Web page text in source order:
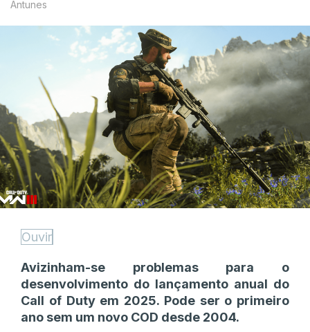
Antunes
Ouvir
Avizinham-se problemas para o
desenvolvimento do lançamento anual do
Call of Duty em 2025. Pode ser o primeiro
ano sem um novo COD desde 2004.